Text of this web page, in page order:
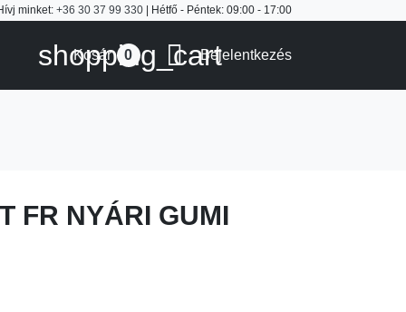
minket: +36 30 37 99 330 | Hétfő - Péntek: 09:00 - 17:00
shopping_cart
Kosár 0  Bejelentkezés
FR NYÁRI GUMI